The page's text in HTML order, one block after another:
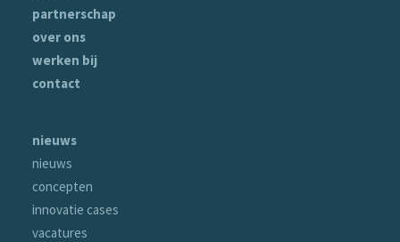
partnerschap
over ons
werken bij
contact
nieuws
nieuws
concepten
innovatie cases
vacatures